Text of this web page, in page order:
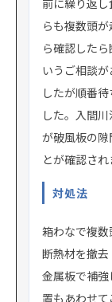
前に繰り返
らも複数頭
ら確認した
いうご相談
したが順番
した。入間
が破風板の
とが確認され
対処法
箱わなで複
断熱材を撤
金属板で補
置もあわせて